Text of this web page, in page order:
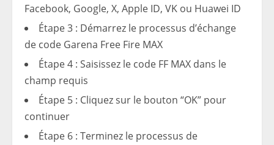
Facebook, Google, X, Apple ID, VK ou Huawei ID
Étape 3 : Démarrez le processus d’échange
de code Garena Free Fire MAX
Étape 4 : Saisissez le code FF MAX dans le
champ requis
Étape 5 : Cliquez sur le bouton “OK” pour
continuer
Étape 6 : Terminez le processus de